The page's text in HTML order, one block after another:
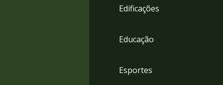
Edificações
Educação
Esportes